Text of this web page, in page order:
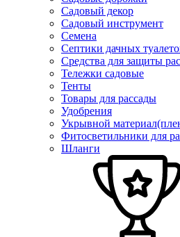
Садовый декор
Садовый инструмент
Семена
Септики дачных
Средства для защиты
Тележки садовые
Тенты
Товары для рассады
Удобрения
Укрывной
Фитосветильники для
Шланги